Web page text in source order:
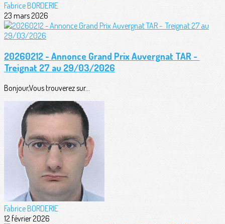
Fabrice BORDERIE
23 mars 2026
20260212 - Annonce Grand Prix Auvergnat TAR -
Treignat 27 au 29/03/2026
Bonjour,Vous trouverez sur...
Fabrice BORDERIE
12 février 2026